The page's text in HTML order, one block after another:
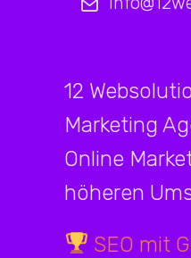
12
Marketing
Online
höheren
SEO mit